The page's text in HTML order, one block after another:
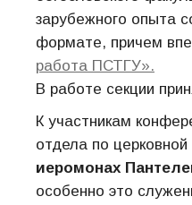
зарубежного опыта
формате, причем
работа ПСТГУ».
В работе секции
К участникам
отдела по
иеромонах
особенно это